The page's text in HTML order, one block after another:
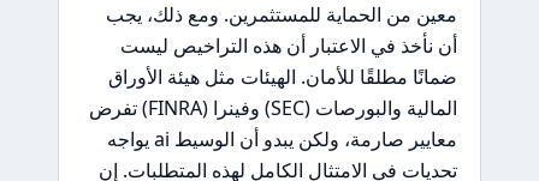
معين من الحماية للمستثمرين. ومع ذلك، يجب
أن نأخذ في الاعتبار أن هذه التراخيص ليست
ضمانًا مطلقًا للأمان. الهيئات مثل هيئة الأوراق
المالية والبورصات (SEC) وفينرا (FINRA) تفرض
معايير صارمة، ولكن يبدو أن الوسيط ai يواجه
تحديات في الامتثال الكامل لهذه المتطلبات. إن